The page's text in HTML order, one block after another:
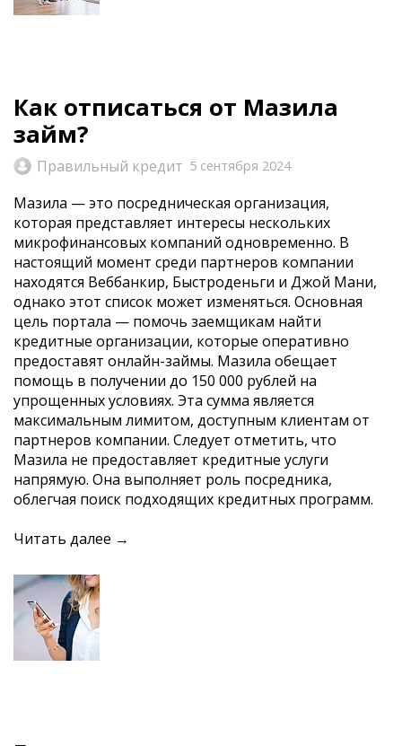
Как отписаться от Мазила
займ?
Правильный кредит 5 сентября 2024
Мазила — это посредническая организация,
которая представляет интересы нескольких
микрофинансовых компаний одновременно. В
настоящий момент среди партнеров компании
находятся Веббанкир, Быстроденьги и Джой Мани,
однако этот список может изменяться. Основная
цель портала — помочь заемщикам найти
кредитные организации, которые оперативно
предоставят онлайн-займы. Мазила обещает
помощь в получении до 150 000 рублей на
упрощенных условиях. Эта сумма является
максимальным лимитом, доступным клиентам от
партнеров компании. Следует отметить, что
Мазила не предоставляет кредитные услуги
напрямую. Она выполняет роль посредника,
облегчая поиск подходящих кредитных программ.
Читать далее →